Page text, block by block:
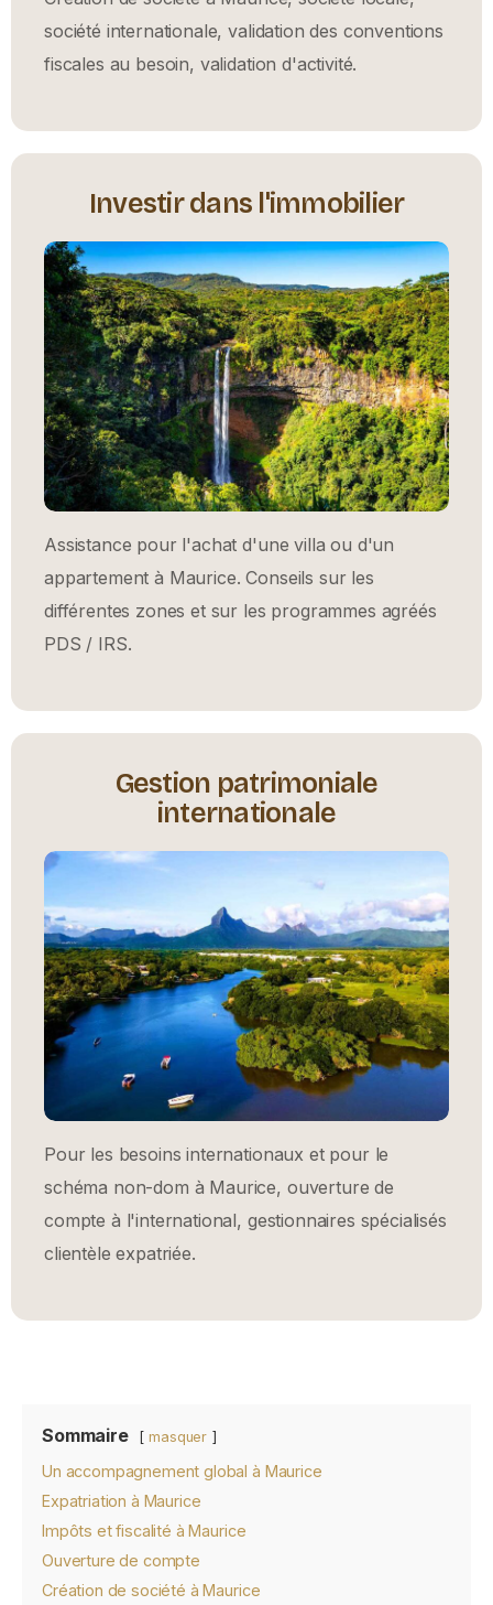
société internationale, validation des conventions
fiscales au besoin, validation d'activité.
Investir dans l'immobilier
Assistance pour l'achat d'une villa ou d'un
appartement à Maurice. Conseils sur les
différentes zones et sur les programmes agréés
PDS / IRS.
Gestion patrimoniale
internationale
Pour les besoins internationaux et pour le
schéma non-dom à Maurice, ouverture de
compte à l'international, gestionnaires spécialisés
clientèle expatriée.
Sommaire masquer
Un accompagnement global à Maurice
Expatriation à Maurice
Impôts et fiscalité à Maurice
Ouverture de compte
Création de société à Maurice